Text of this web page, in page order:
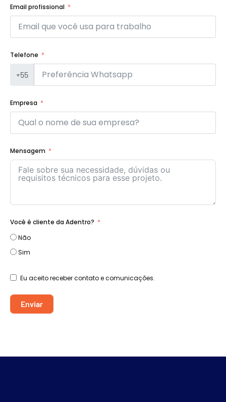
Email profissional
Telefone
+55
Empresa
Mensagem
Você é cliente da Adentro?
Não
Sim
Eu aceito receber contato e comunicações.
Enviar